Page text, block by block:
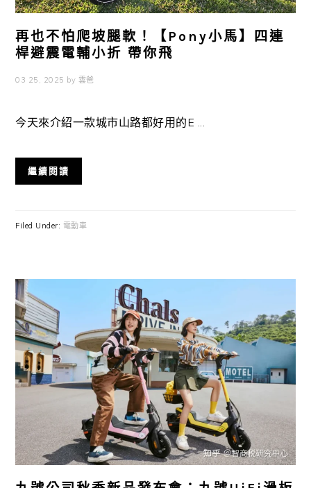
再也不怕爬坡腿軟！【Pony小馬】四連
桿避震電輔小折 帶你飛
03 25, 2025 by 雲爸
今天來介紹一款城市山路都好用的E ...
繼續閱讀
Filed Under: 電動車